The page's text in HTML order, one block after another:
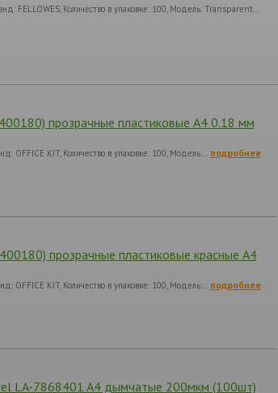
FELLOWES, Количество в упаковке: 100, Модель: Transparent…
прозрачные пластиковые А4 0.18 мм
OFFICE KIT, Количество в упаковке: 100, Модель:… подробнее
прозрачные пластиковые красные А4
OFFICE KIT, Количество в упаковке: 100, Модель:… подробнее
LA-7868401 A4 дымчатые 200мкм (100шт)